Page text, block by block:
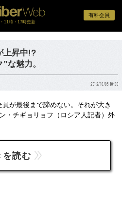
有料会員
11時・17時更新
上昇中!?
な魅力。
2012/10/05 10:30
員が最後まで諦めない。それが大き
・チギョリョフ（ロシア人記者）外
を読む